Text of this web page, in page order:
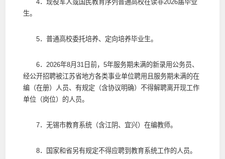
4．现役军人或国民教育序列普通高校在读非2026届毕业
生。
5．普通高校委托培养、定向培养毕业生。
6．2026年8月31日前，5年服务期未满的新录用公务员、
经公开招聘被江苏省地方各类事业单位聘用且服务期未满的在
编（在册）人员、有规定（含协议明确）不得解聘离开现工作
单位（岗位）的人员。
7．无锡市教育系统（含江阴、宜兴）在编教师。
8．国家和省另有规定不得应聘到教育系统工作的人员。